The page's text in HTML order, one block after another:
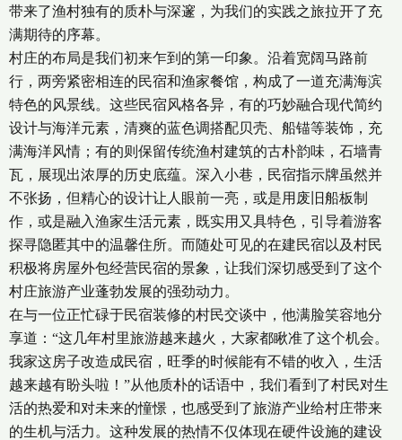
带来了渔村独有的质朴与深邃，为我们的实践之旅拉开了充
满期待的序幕。
村庄的布局是我们初来乍到的第一印象。沿着宽阔马路前
行，两旁紧密相连的民宿和渔家餐馆，构成了一道充满海滨
特色的风景线。这些民宿风格各异，有的巧妙融合现代简约
设计与海洋元素，清爽的蓝色调搭配贝壳、船锚等装饰，充
满海洋风情；有的则保留传统渔村建筑的古朴韵味，石墙青
瓦，展现出浓厚的历史底蕴。深入小巷，民宿指示牌虽然并
不张扬，但精心的设计让人眼前一亮，或是用废旧船板制
作，或是融入渔家生活元素，既实用又具特色，引导着游客
探寻隐匿其中的温馨住所。而随处可见的在建民宿以及村民
积极将房屋外包经营民宿的景象，让我们深切感受到了这个
村庄旅游产业蓬勃发展的强劲动力。
在与一位正忙碌于民宿装修的村民交谈中，他满脸笑容地分
享道：“这几年村里旅游越来越火，大家都瞅准了这个机会。
我家这房子改造成民宿，旺季的时候能有不错的收入，生活
越来越有盼头啦！”从他质朴的话语中，我们看到了村民对生
活的热爱和对未来的憧憬，也感受到了旅游产业给村庄带来
的生机与活力。这种发展的热情不仅体现在硬件设施的建设